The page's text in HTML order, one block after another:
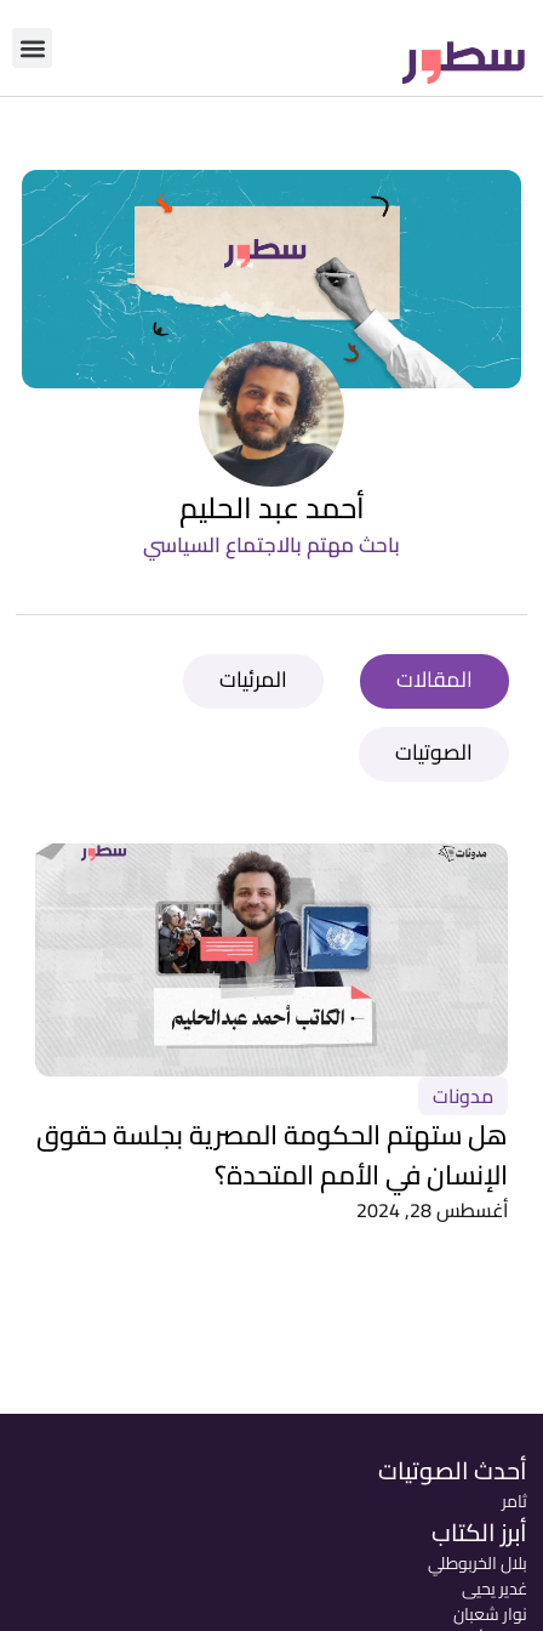
أحمد عبد الحليم
باحث مهتم بالاجتماع السياسي
المقالات
المرئيات
الصوتيات
مدونات
هل ستهتم الحكومة المصرية بجلسة حقوق
الإنسان في الأمم المتحدة؟
أغسطس 28, 2024
أحدث الصوتيات
ثامر
أبرز الكتاب
بلال الخربوطلي
غدير يحيى
نوار شعبان